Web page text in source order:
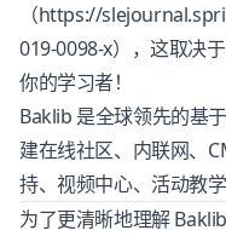
（https://
019-0098-x），这取决
你的学习者！
Baklib 是全球领先的基
建在线社区、内联网、
持、视频中心、活动教
为了更清晰地理解